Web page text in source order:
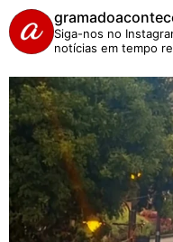
Siga-nos no
notícias em tempo